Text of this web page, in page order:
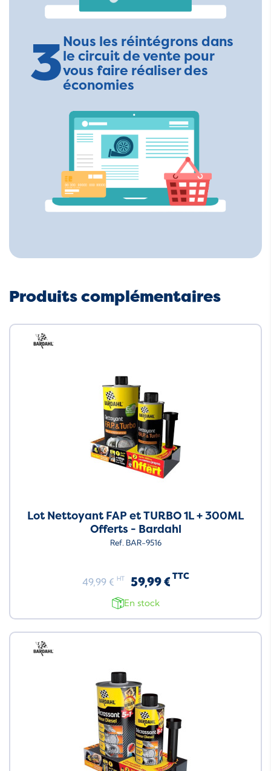
3Nous les réintégrons dans
le circuit de vente pour
vous faire réaliser des
économies
Produits complémentaires
Neuf
Lot Nettoyant FAP et TURBO 1L + 300ML
Offerts - Bardahl
Ref. BAR-9516
49,99 € HT 59,99 € TTC
En stock
Neuf